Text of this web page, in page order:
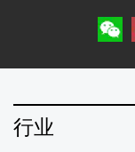
行业